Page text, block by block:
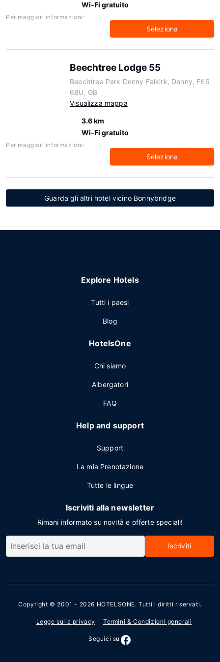
Wi-Fi gratuito
Per maggiori informazioni:
Seleziona
Beechtree Lodge 55
Beechtree Park Denny Falkirk, Denny, FK6
6BU, GB
Visualizza mappa
3.6 km
Wi-Fi gratuito
Per maggiori informazioni:
Seleziona
Guarda gli altri hotel vicino Bonnybridge
Explore Hotels
Tutti i paesi
Blog
HotelsOne
Chi siamo
Albergatori
FAQ
Help and support
Support
La mia Prenotazione
Tutte le lingue
Iscriviti alla newsletter
Rimani informato su novità e offerte speciali!
Iscriviti
Copyright © 2001 - 2026 HOTELSONE. Tutti i diritti riservati.
Legge sulla privacy Termini & Condizioni generali
Seguici su